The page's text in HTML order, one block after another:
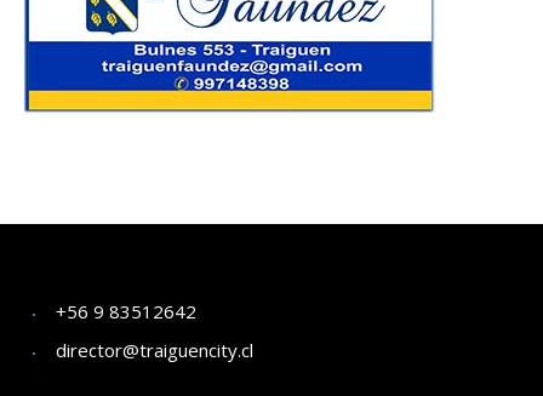
+56 9 83512642
director@traiguencity.cl